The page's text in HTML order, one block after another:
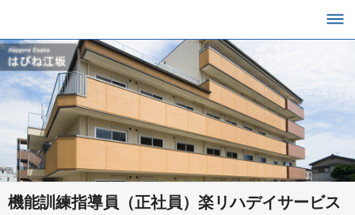
機能訓練指導員（正社員）楽リハデイサービス